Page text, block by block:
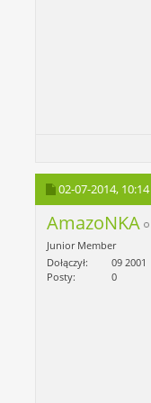
02-07-2014, 10:14
AmazoNKA
Junior Member
Dołączył
09 2001
Posty
0